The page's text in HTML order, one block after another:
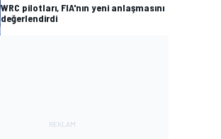
WRC pilotları, FIA'nın yeni anlaşmasını
değerlendirdi